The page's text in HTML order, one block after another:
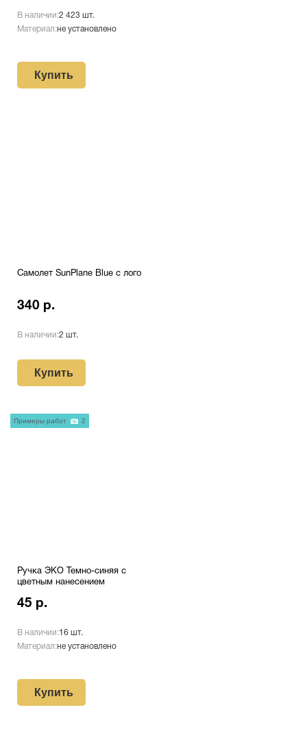
В наличии:2 423 шт.
Материал:не установлено
Купить
Самолет SunPlane Blue с лого
340 р.
В наличии:2 шт.
Купить
Ручка ЭКО Темно-синяя с
цветным нанесением
45 р.
В наличии:16 шт.
Материал:не установлено
Купить
Примеры работ 2